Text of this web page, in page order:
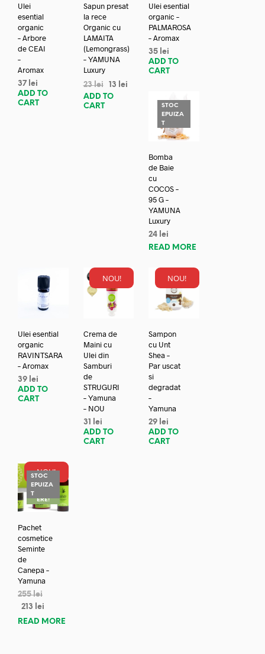
Ulei
esential
organic
– Arbore
de CEAI
–
Aromax
37 lei
ADD TO
CART
Sapun presat
la rece
Organic cu
LAMAITA
(Lemongrass)
– YAMUNA
Luxury
23lei 13
lei
ADD TO
CART
Ulei esential
organic –
PALMAROSA
– Aromax
35 lei
ADD TO
CART
STOC
EPUIZA
T
Bomba
de Baie
cu
COCOS –
95 G –
YAMUNA
Luxury
24 lei
READ MORE
Ulei esential
organic
RAVINTSARA
– Aromax
39 lei
ADD TO
CART
NOU!
Crema de
Maini cu
Ulei din
Samburi
de
STRUGURI
– Yamuna
– NOU
31
lei
ADD TO
CART
NOU!
Sampon
cu Unt
Shea –
Par uscat
si
degradat
–
Yamuna
29 lei
ADD TO
CART
NOU!
STOC
EPUIZA
TREDUC
ERE!
Pachet
cosmetice
Seminte
de
Canepa –
Yamuna
255lei
213
lei
READ MORE